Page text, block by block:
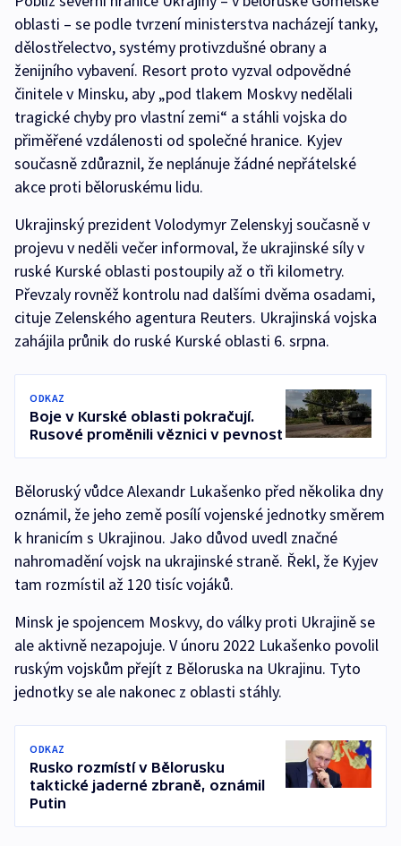
oblasti – se podle tvrzení ministerstva nacházejí tanky,
dělostřelectvo, systémy protivzdušné obrany a
ženijního vybavení. Resort proto vyzval odpovědné
činitele v Minsku, aby „pod tlakem Moskvy nedělali
tragické chyby pro vlastní zemi“ a stáhli vojska do
přiměřené vzdálenosti od společné hranice. Kyjev
současně zdůraznil, že neplánuje žádné nepřátelské
akce proti běloruskému lidu.
Ukrajinský prezident Volodymyr Zelenskyj současně v
projevu v neděli večer informoval, že ukrajinské síly v
ruské Kurské oblasti postoupily až o tři kilometry.
Převzaly rovněž kontrolu nad dalšími dvěma osadami,
cituje Zelenského agentura Reuters. Ukrajinská vojska
zahájila průnik do ruské Kurské oblasti 6. srpna.
ODKAZ
Boje v Kurské oblasti pokračují.
Rusové proměnili věznici v pevnost
Běloruský vůdce Alexandr Lukašenko před několika dny
oznámil, že jeho země posílí vojenské jednotky směrem
k hranicím s Ukrajinou. Jako důvod uvedl značné
nahromadění vojsk na ukrajinské straně. Řekl, že Kyjev
tam rozmístil až 120 tisíc vojáků.
Minsk je spojencem Moskvy, do války proti Ukrajině se
ale aktivně nezapojuje. V únoru 2022 Lukašenko povolil
ruským vojskům přejít z Běloruska na Ukrajinu. Tyto
jednotky se ale nakonec z oblasti stáhly.
ODKAZ
Rusko rozmístí v Bělorusku
taktické jaderné zbraně, oznámil
Putin